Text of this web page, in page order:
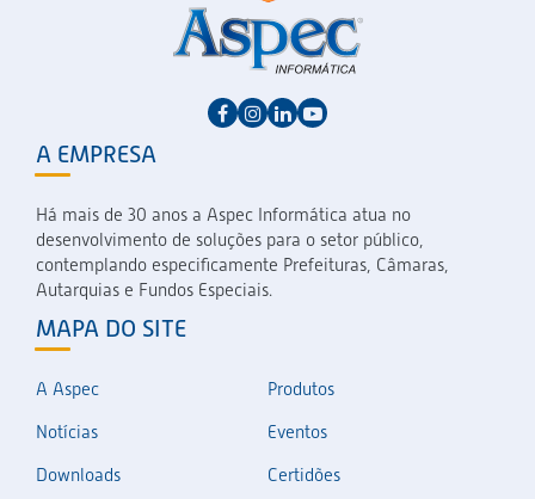
A EMPRESA
Há mais de 30 anos a Aspec Informática atua no
desenvolvimento de soluções para o setor público,
contemplando especificamente Prefeituras, Câmaras,
Autarquias e Fundos Especiais.
MAPA DO SITE
A Aspec
Produtos
Notícias
Eventos
Downloads
Certidões